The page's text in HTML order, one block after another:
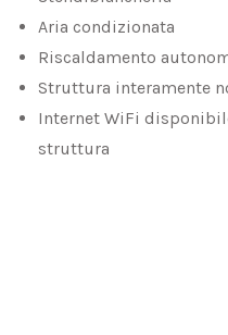
Aria condizionata
Riscaldamento
Struttura interamente
Internet WiFi
struttura